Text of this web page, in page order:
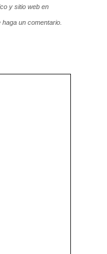
y sitio web en
un comentario.